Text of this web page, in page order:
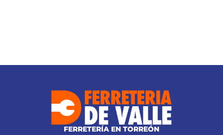
FERRETERÍA EN TORREÓN